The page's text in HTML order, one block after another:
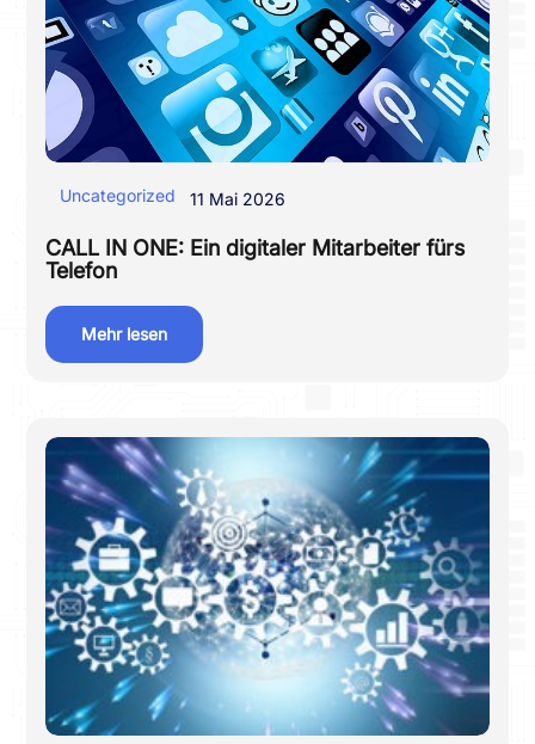
Uncategorized 11 Mai 2026
CALL IN ONE: Ein digitaler Mitarbeiter fürs
Telefon
Mehr lesen